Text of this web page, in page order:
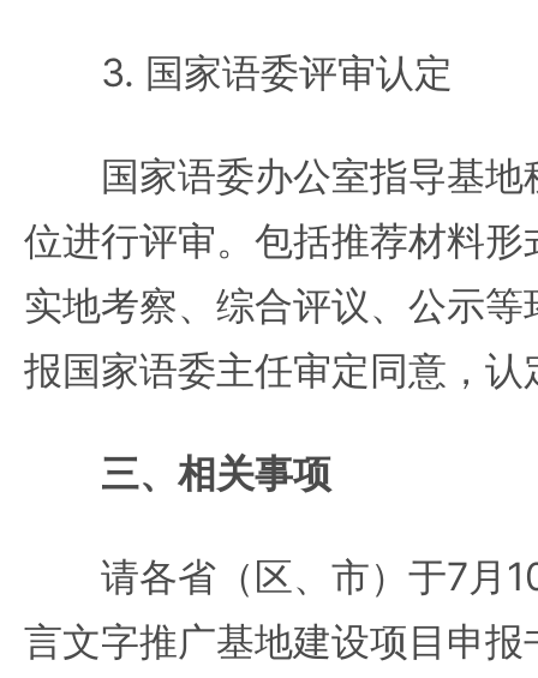
3. 国家语委评审认定
国家语委办公室指导基地
位进行评审。包括推荐材料
实地考察、综合评议、公示
报国家语委主任审定同意，
三、相关事项
请各省（区、市）于7月
言文字推广基地建设项目申